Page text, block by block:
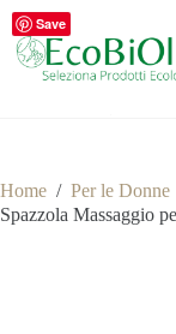
Salta
contenuto
Home / Per le Donne
Spazzola Massaggio
Save